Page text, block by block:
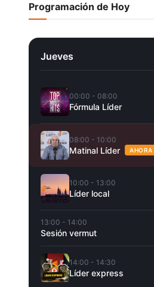
Programación de Hoy
Jueves
00:00 - 08:00
Fórmula Líder
08:00 - 10:00
Matinal Líder AHORA
10:00 - 13:00
Líder local
13:00 - 14:00
Sesión vermut
14:00 - 14:30
Líder express